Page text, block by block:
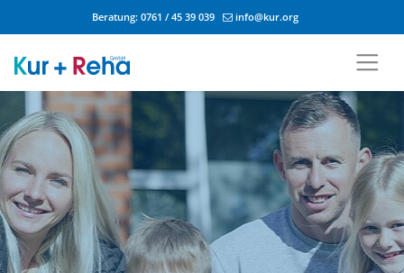
Beratung: 0761 / 45 39 039 info@kur.org